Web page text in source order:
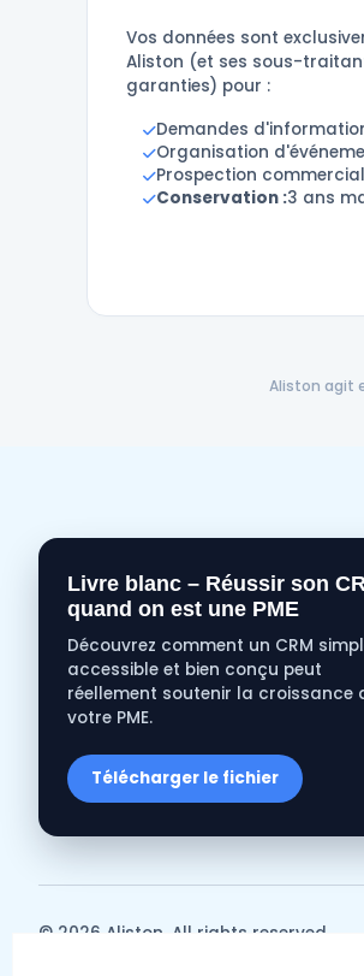
Vos données sont
Aliston (et ses sous-
garanties) pour :
Demandes
Organisation
Prospection
Conservation :3 ans
Aliston agit
Livre blanc – Réussir son
quand on est une PME
Découvrez comment un CRM
accessible et bien conçu peut
réellement soutenir la croissance
votre PME.
Télécharger le fichier
© 2026 Aliston. All rights reserved.